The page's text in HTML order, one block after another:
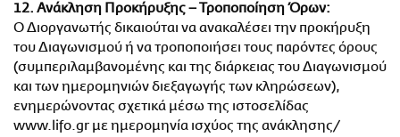
12. Ανάκληση Προκήρυξης – Τροποποίηση Όρων:
Ο Διοργανωτής δικαιούται να ανακαλέσει την προκήρυξη
του Διαγωνισμού ή να τροποποιήσει τους παρόντες όρους
(συμπεριλαμβανομένης και της διάρκειας του Διαγωνισμού
και των ημερομηνιών διεξαγωγής των κληρώσεων),
ενημερώνοντας σχετικά μέσω της ιστοσελίδας
www.lifo.gr με ημερομηνία ισχύος της ανάκλησης/